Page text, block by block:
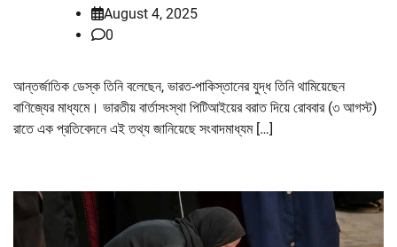
August 4, 2025
0
আন্তর্জাতিক ডেস্ক তিনি বলেছেন, ভারত-পাকিস্তানের যুদ্ধ তিনি থামিয়েছেন
বাণিজ্যের মাধ্যমে। ভারতীয় বার্তাসংস্থা পিটিআইয়ের বরাত দিয়ে রোববার (৩ আগস্ট)
রাতে এক প্রতিবেদনে এই তথ্য জানিয়েছে সংবাদমাধ্যম […]